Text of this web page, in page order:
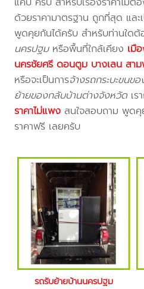
ด้วยราคามาตรฐาน ถูกที่สุด แล
พูดคุยกันได้ครับ สำหรับท่านใดต้
นครปฐมหรือพื้นที่ใกล้เคียง เมื
นครชัยศรี ดอนตูม บางเลน ส
หรือจะเป็นการจ้างรถกระบะขนข
ย้ายของกลับบ้านต่างจังหวัด เร
ราคาไม่แพง สนใจสอบถาม พูด
ราคาฟรี เลยครับ
รถรับย้ายบ้านนครปฐม